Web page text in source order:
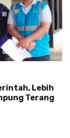
Lebih
Terang